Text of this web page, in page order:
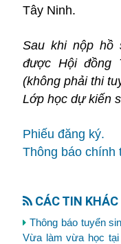
Tây Ninh.
Sau khi nộp hồ
được Hội đồng
(không phải thi
Lớp học dự kiến
Phiếu đăng ký.
Thông báo chính
CÁC TIN KHÁC
Thông báo tuyển
Vừa làm vừa học